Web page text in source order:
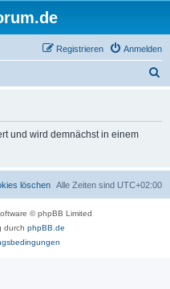
Anmelden
Registrieren
und wird demnächst in einem
Alle Zeiten sind UTC+02:00
löschen
© phpBB Limited
durch phpBB.de